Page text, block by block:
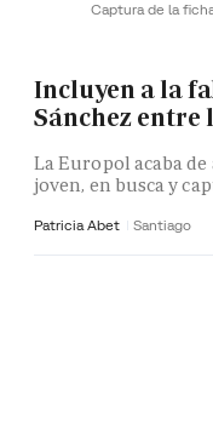
Captura de la
Incluyen a la
Sánchez entre
La Europol acaba
joven, en busca y
Patricia Abet Santiago